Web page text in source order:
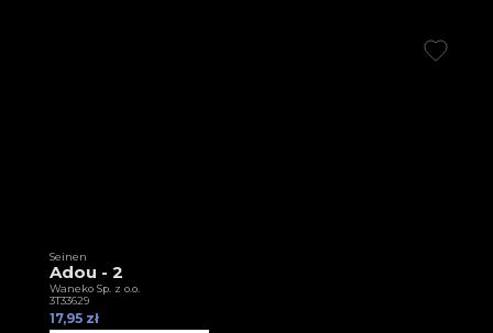
Seinen
Adou - 2
Waneko Sp. z o.o.
3T33629
17,95 zł